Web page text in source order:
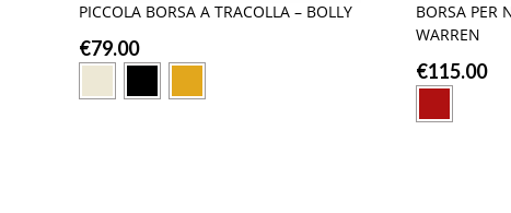
PICCOLA BORSA A TRACOLLA – BOLLY
€79.00
BORSA PER
WARREN
€115.00